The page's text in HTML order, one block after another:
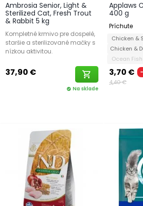
Ambrosia Senior, Light &
Sterilized Cat, Fresh Trout
& Rabbit 5 kg
Kompletné krmivo pre dospelé,
staršie a sterilizované mačky s
nízkou aktivitou.
37,90 € shopping_cart
check_circle Na sklade
Applaws
400 g
Príchute
Chicken &
Chicken &
Ocean
3,70 €
4,40 €